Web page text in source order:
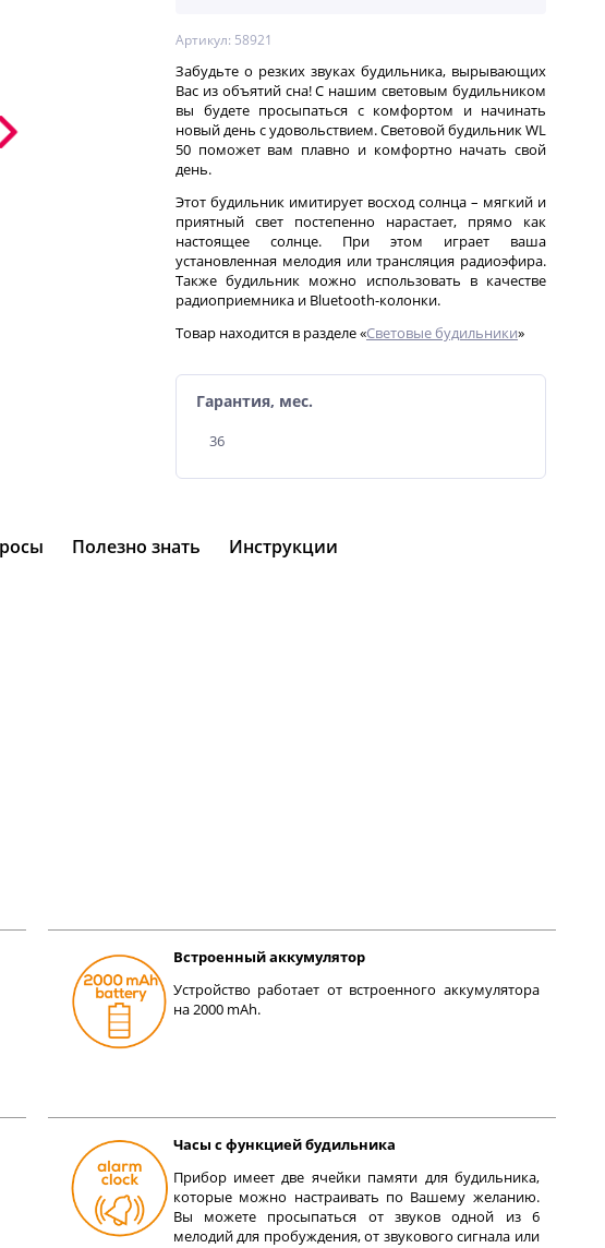
Артикул: 58921
Забудьте о резких звуках будильника, вырывающих
Вас из объятий сна! С нашим световым будильником
вы будете просыпаться с комфортом и начинать
новый день с удовольствием. Световой будильник WL
50 поможет вам плавно и комфортно начать свой
день.
Этот будильник имитирует восход солнца – мягкий и
приятный свет постепенно нарастает, прямо как
настоящее солнце. При этом играет ваша
установленная мелодия или трансляция радиоэфира.
Также будильник можно использовать в качестве
радиоприемника и Bluetooth-колонки.
Товар находится в разделе «Световые будильники»
Гарантия, мес.
36
Полезно знать Инструкции
Встроенный аккумулятор
Устройство работает от встроенного аккумулятора
на 2000 mAh.
Часы с функцией будильника
Прибор имеет две ячейки памяти для будильника,
которые можно настраивать по Вашему желанию.
Вы можете просыпаться от звуков одной из 6
мелодий для пробуждения, от звукового сигнала или